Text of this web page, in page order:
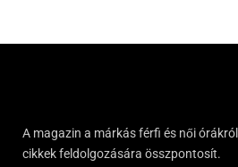
A magazin a márkás férfi és női
cikkek feldolgozására összpontosít.